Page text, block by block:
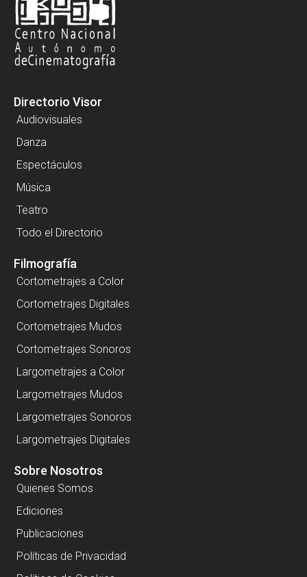
Directorio Visor
Audiovisuales
Danza
Espectáculos
Música
Teatro
Todo el Directorio
Filmografía
Cortometrajes a Color
Cortometrajes Digitales
Cortometrajes Mudos
Cortometrajes Sonoros
Largometrajes a Color
Largometrajes Mudos
Largometrajes Sonoros
Largometrajes Digitales
Sobre Nosotros
Quienes Somos
Ediciones
Publicaciones
Políticas de Privacidad